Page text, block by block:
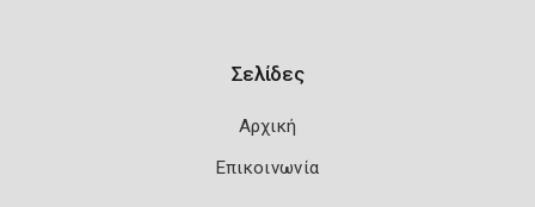
Σελίδες
Αρχική
Επικοινωνία